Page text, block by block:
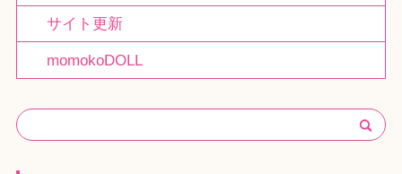
サイト更新
momokoDOLL